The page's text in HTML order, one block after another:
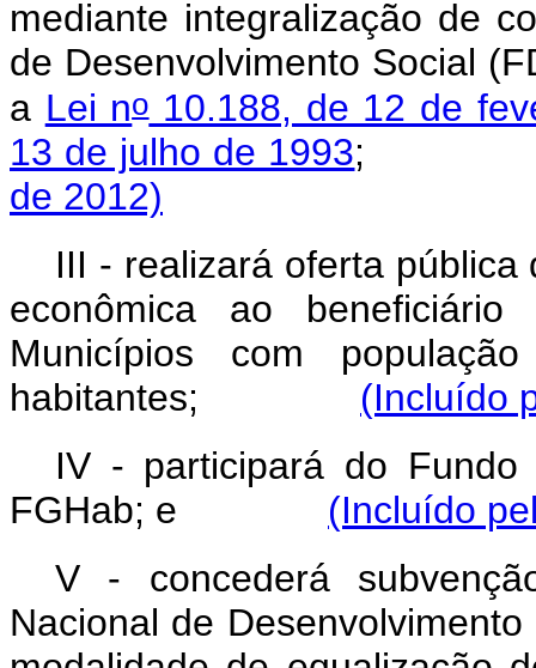
mediante integralização de
de Desenvolvimento Social
a Lei no10.188, de 12 de
13 de julho de 1993;
de 2012)
III - realizará oferta
econômica ao
Municípios com
habitantes;
(Incluído
IV - participará do Fundo
FGHab; e
(Incluído
V - concederá
Nacional de